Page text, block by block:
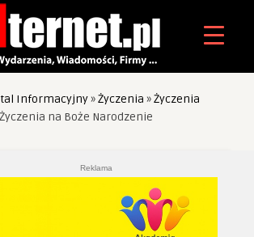
Informacyjny»Życzenia »Życzenia
na Boże Narodzenie
Reklama